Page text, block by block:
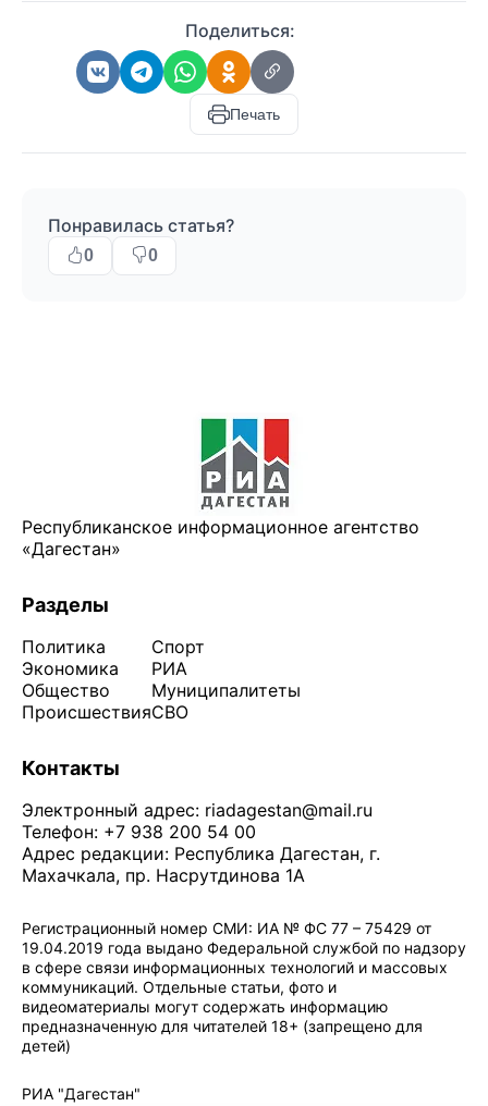
Поделиться:
Печать
Понравилась статья?
0 0
Республиканское информационное агентство
«Дагестан»
Разделы
Политика
Экономика
Общество
Происшествия
Спорт
РИА
Муниципалитеты
СВО
Контакты
Электронный адрес: riadagestan@mail.ru
Телефон: +7 938 200 54 00
Адрес редакции: Республика Дагестан, г.
Махачкала, пр. Насрутдинова 1А
Регистрационный номер СМИ: ИА № ФС 77 – 75429 от
19.04.2019 года выдано Федеральной службой по надзору
в сфере связи информационных технологий и массовых
коммуникаций. Отдельные статьи, фото и
видеоматериалы могут содержать информацию
предназначенную для читателей 18+ (запрещено для
детей)
РИА "Дагестан"